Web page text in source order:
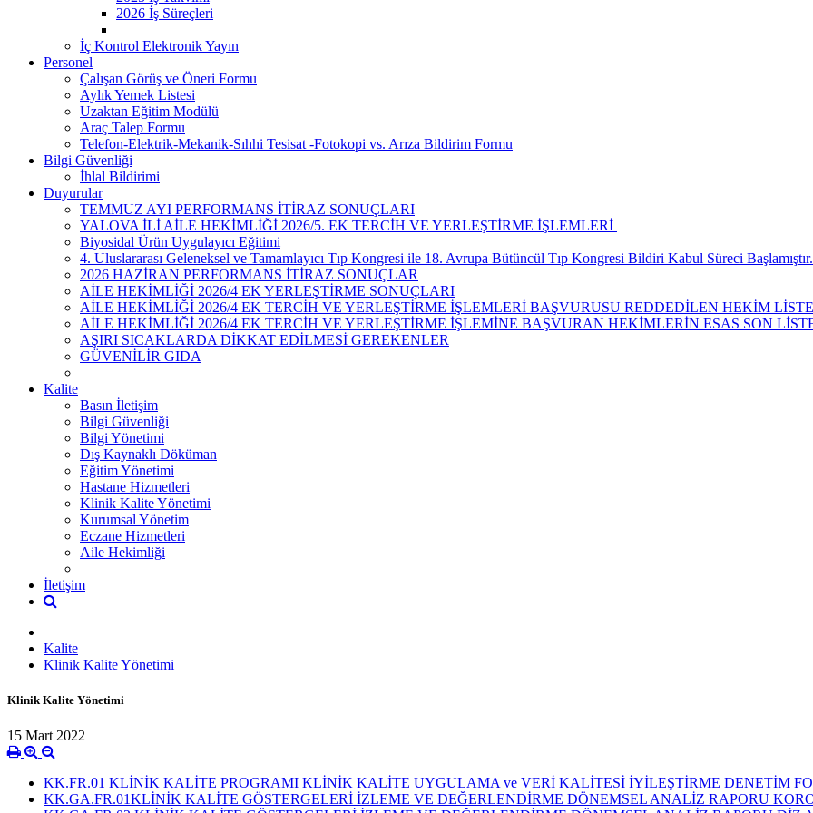
2026 İş Süreçleri
İç Kontrol Elektronik Yayın
Personel
Çalışan Görüş ve Öneri Formu
Aylık Yemek Listesi
Uzaktan Eğitim Modülü
Araç Talep Formu
Telefon-Elektrik-Mekanik-Sıhhi Tesisat -Fotokopi vs. Arıza Bildirim Formu
Bilgi Güvenliği
İhlal Bildirimi
Duyurular
TEMMUZ AYI PERFORMANS İTİRAZ SONUÇLARI
YALOVA İLİ AİLE HEKİMLİĞİ 2026/5. EK TERCİH VE YERLEŞTİRME İŞLEMLERİ ​
Biyosidal Ürün Uygulayıcı Eğitimi
4. Uluslararası Geleneksel ve Tamamlayıcı Tıp Kongresi ile 18. Avrupa Bütüncül Tıp Kongresi Bildiri Kabul Süreci Başlamıştır.
2026 HAZİRAN PERFORMANS İTİRAZ SONUÇLAR
AİLE HEKİMLİĞİ 2026/4 EK YERLEŞTİRME SONUÇLARI
AİLE HEKİMLİĞİ 2026/4 EK TERCİH VE YERLEŞTİRME İŞLEMLERİ BAŞVURUSU REDDEDİLEN HEKİM
AİLE HEKİMLİĞİ 2026/4 EK TERCİH VE YERLEŞTİRME İŞLEMİNE BAŞVURAN HEKİMLERİN ESAS SON
AŞIRI SICAKLARDA DİKKAT EDİLMESİ GEREKENLER
GÜVENİLİR GIDA
Kalite
Basın İletişim
Bilgi Güvenliği
Bilgi Yönetimi
Dış Kaynaklı Döküman
Eğitim Yönetimi
Hastane Hizmetleri
Klinik Kalite Yönetimi
Kurumsal Yönetim
Eczane Hizmetleri
Aile Hekimliği
İletişim
Kalite
Klinik Kalite Yönetimi
Klinik Kalite Yönetimi
15 Mart 2022
KK.FR.01 KLİNİK KALİTE PROGRAMI KLİNİK KALİTE UYGULAMA ve VERİ KALİTESİ İYİLEŞTİRME DENETİM
KK.GA.FR.01KLİNİK KALİTE GÖSTERGELERİ İZLEME VE DEĞERLENDİRME DÖNEMSEL ANALİZ RAPORU